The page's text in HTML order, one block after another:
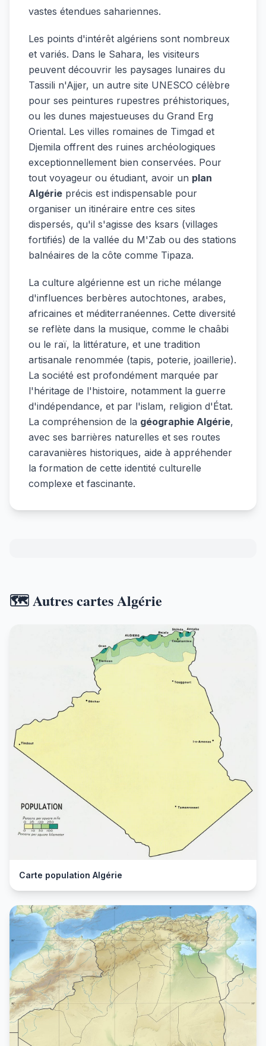
vastes étendues sahariennes.
Les points d'intérêt algériens sont nombreux
et variés. Dans le Sahara, les visiteurs
peuvent découvrir les paysages lunaires du
Tassili n'Ajjer, un autre site UNESCO célèbre
pour ses peintures rupestres préhistoriques,
ou les dunes majestueuses du Grand Erg
Oriental. Les villes romaines de Timgad et
Djemila offrent des ruines archéologiques
exceptionnellement bien conservées. Pour
tout voyageur ou étudiant, avoir un plan
Algérie précis est indispensable pour
organiser un itinéraire entre ces sites
dispersés, qu'il s'agisse des ksars (villages
fortifiés) de la vallée du M'Zab ou des stations
balnéaires de la côte comme Tipaza.
La culture algérienne est un riche mélange
d'influences berbères autochtones, arabes,
africaines et méditerranéennes. Cette diversité
se reflète dans la musique, comme le chaâbi
ou le raï, la littérature, et une tradition
artisanale renommée (tapis, poterie, joaillerie).
La société est profondément marquée par
l'héritage de l'histoire, notamment la guerre
d'indépendance, et par l'islam, religion d'État.
La compréhension de la géographie Algérie,
avec ses barrières naturelles et ses routes
caravanières historiques, aide à appréhender
la formation de cette identité culturelle
complexe et fascinante.
🗺️ Autres cartes Algérie
Carte population Algérie